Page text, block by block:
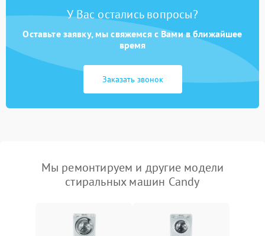
У Вас остались вопросы?
Оставьте заявку, мы свяжемся с Вами в ближайшее
время
Заказать звонок
Мы ремонтируем и другие модели
стиральных машин Candy